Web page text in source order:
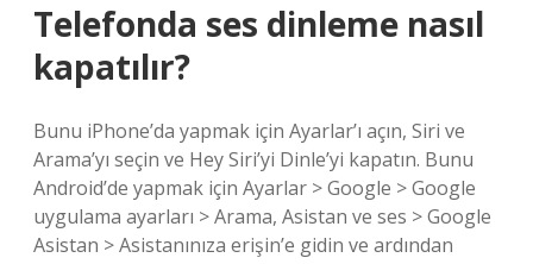
Telefonda ses dinleme nasıl
kapatılır?
Bunu iPhone’da yapmak için Ayarlar’ı açın, Siri ve
Arama’yı seçin ve Hey Siri’yi Dinle’yi kapatın. Bunu
Android’de yapmak için Ayarlar > Google > Google
uygulama ayarları > Arama, Asistan ve ses > Google
Asistan > Asistanınıza erişin’e gidin ve ardından